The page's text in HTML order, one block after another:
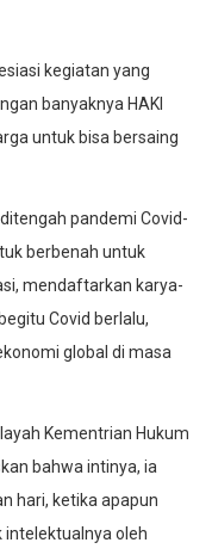
kegiatan yang
banyaknya HAKI
untuk bisa bersaing
pandemi Covid-
berbenah untuk
mendaftarkan karya-
Covid berlalu,
global di masa
Kementrian Hukum
bahwa intinya, ia
hari, ketika apapun
intelektualnya oleh